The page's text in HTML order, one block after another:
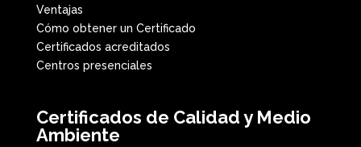
Ventajas
Cómo obtener un Certificado
Certificados acreditados
Centros presenciales
Certificados de Calidad y Medio
Ambiente